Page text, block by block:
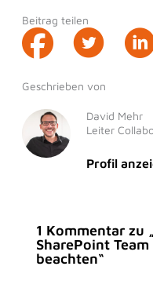
Beitrag teilen
Geschrieben von
David Mehr
Leiter
Profil
1 Kommentar zu
SharePoint
beachten“